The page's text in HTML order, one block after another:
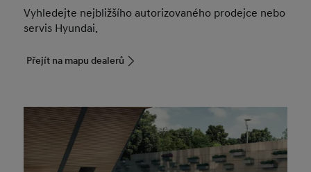
Vyhledejte nejbližšího autorizovaného prodejce nebo
servis Hyundai.
Přejít na mapu dealerů